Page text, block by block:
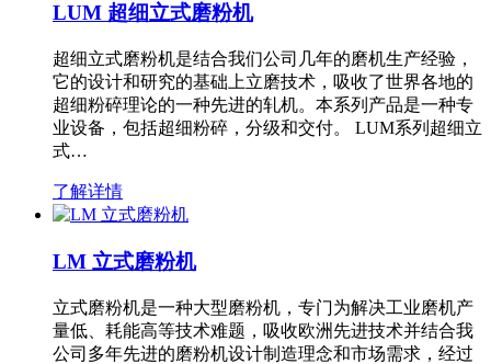
LUM 超细立式磨粉机
超细立式磨粉机是结合我们公司几年的磨机生产经验，
它的设计和研究的基础上立磨技术，吸收了世界各地的
超细粉碎理论的一种先进的轧机。本系列产品是一种专
业设备，包括超细粉碎，分级和交付。 LUM系列超细立
式…
了解详情
LM 立式磨粉机
立式磨粉机是一种大型磨粉机，专门为解决工业磨机产
量低、耗能高等技术难题，吸收欧洲先进技术并结合我
公司多年先进的磨粉机设计制造理念和市场需求，经过